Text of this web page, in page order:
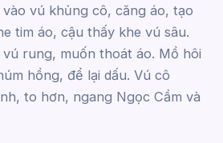
vú khủng cô, căng áo, tạo
tim áo, cậu thấy khe vú sâu.
rung, muốn thoát áo. Mồ hôi
hồng, để lại dấu. Vú cô
to hơn, ngang Ngọc Cầm và